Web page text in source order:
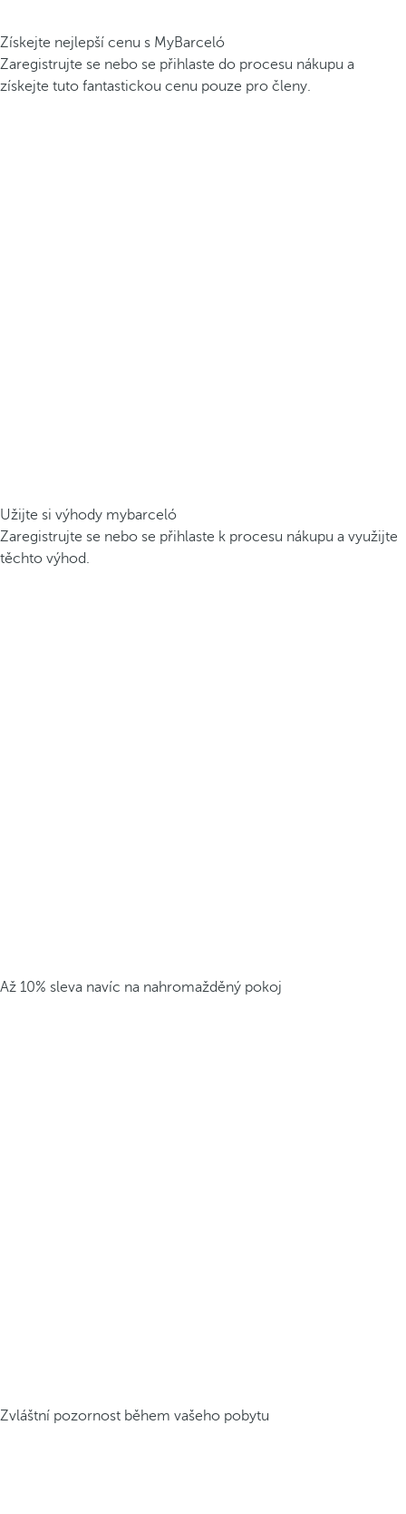
Získejte nejlepší cenu s MyBarceló
Zaregistrujte se nebo se přihlaste do procesu nákupu a
získejte tuto fantastickou cenu pouze pro členy.
Užijte si výhody mybarceló
Zaregistrujte se nebo se přihlaste k procesu nákupu a využijte
těchto výhod.
Až 10% sleva navíc na nahromažděný pokoj
Zvláštní pozornost během vašeho pobytu